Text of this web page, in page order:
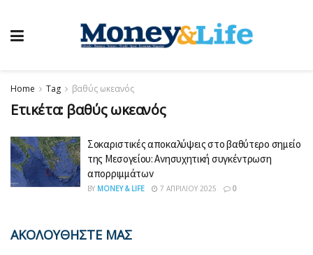
Home Tag βαθύς ωκεανός
Ετικέτα: βαθύς ωκεανός
Σοκαριστικές αποκαλύψεις στο βαθύτερο σημείο
της Μεσογείου: Ανησυχητική συγκέντρωση
απορριμμάτων
BY MONEY & LIFE 7 ΑΠΡΙΛΊΟΥ 2025 0
ΑΚΟΛΟΥΘΗΣΤΕ ΜΑΣ